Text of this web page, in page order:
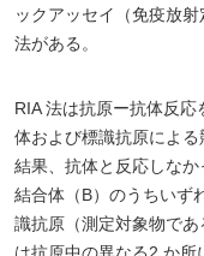
ックアッセイ（免疫放
法がある。
RIA 法は抗原ー抗体反
体および標識抗原によ
結果、抗体と反応しな
結合体（B）のうちいず
識抗原（測定対象物で